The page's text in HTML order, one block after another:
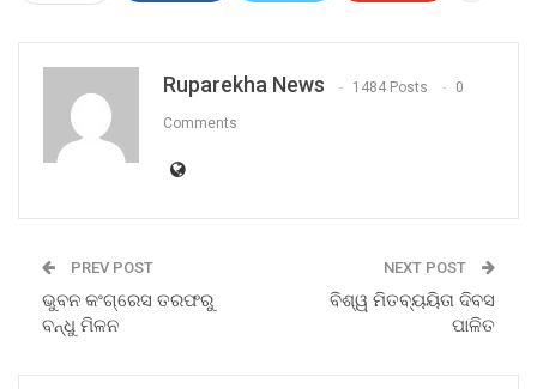
Ruparekha News 1484 Posts 0
Comments
PREV POST
ଭୁବନ କଂଗ୍ରେସ ତରଫରୁ
ବନ୍ଧୁ ମିଳନ
NEXT POST
ବିଶ୍ୱ ମିତବ୍ୟୟିତା ଦିବସ
ପାଳିତ